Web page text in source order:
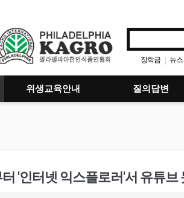
장학금 | 뉴스
위생교육안내 질의답변
'인터넷 익스플로러'서 유튜브